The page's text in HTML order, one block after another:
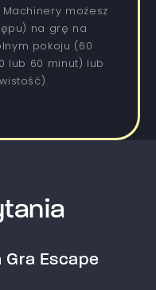
Machinery możesz
na grę na
pokoju (60
lub 60 minut) lub
Gra Escape